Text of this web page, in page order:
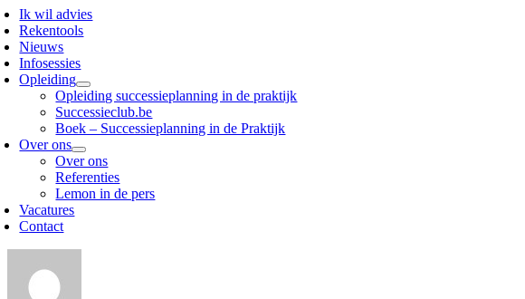
Ik wil advies
Rekentools
Nieuws
Infosessies
Opleiding
Opleiding successieplanning in de praktijk
Successieclub.be
Boek – Successieplanning in de Praktijk
Over ons
Over ons
Referenties
Lemon in de pers
Vacatures
Contact